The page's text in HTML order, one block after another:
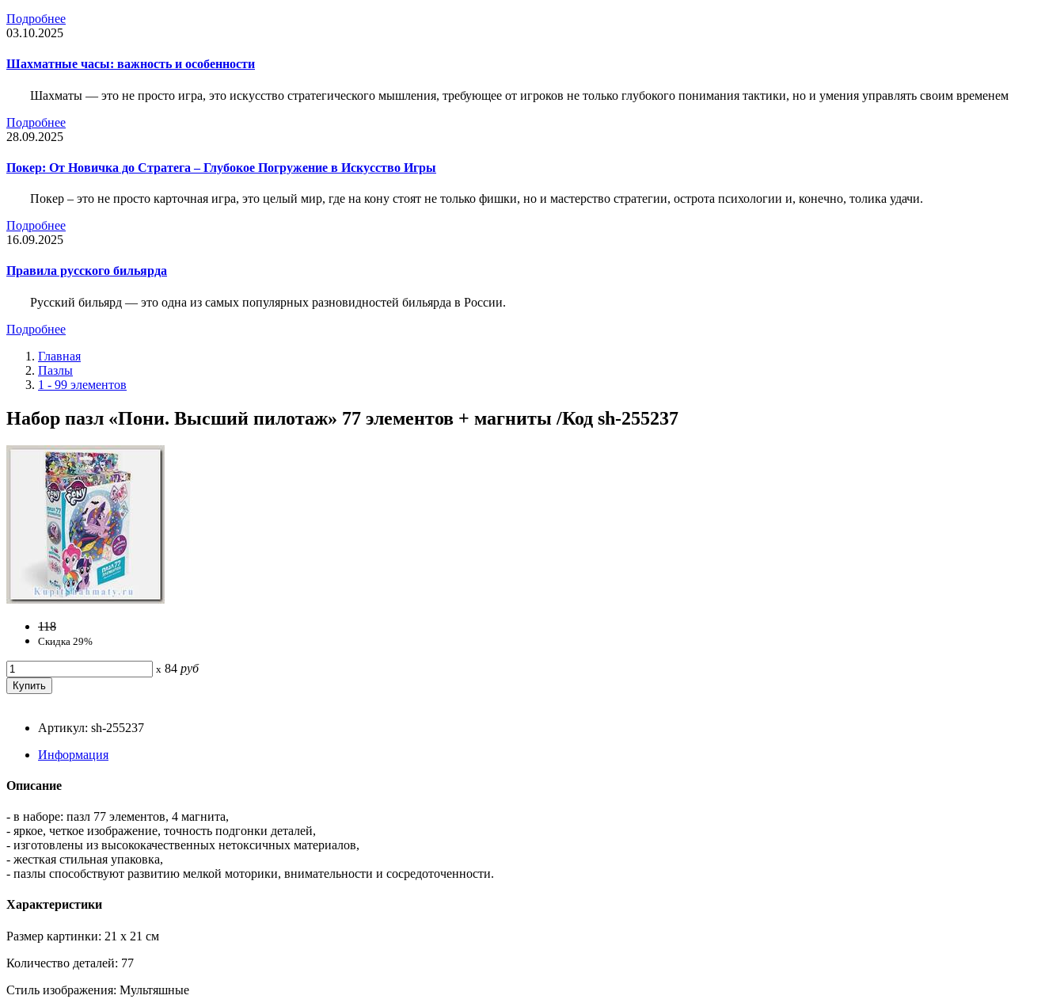
Подробнее
03.10.2025
Шахматные часы: важность и особенности
Шахматы — это не просто игра, это искусство стратегического мышления, требующее от игроков не только глубокого понимания тактики, но и умения управлять своим временем
Подробнее
28.09.2025
Покер: От Новичка до Стратега – Глубокое Погружение в Искусство Игры
Покер – это не просто карточная игра, это целый мир, где на кону стоят не только фишки, но и мастерство стратегии, острота психологии и, конечно, толика удачи.
Подробнее
16.09.2025
Правила русского бильярда
Русский бильярд — это одна из самых популярных разновидностей бильярда в России.
Подробнее
Главная
Пазлы
1 - 99 элементов
Набор пазл «Пони. Высший пилотаж» 77 элементов + магниты /Код sh-255237
118
Скидка 29%
x 84 руб
Артикул: sh-255237
Информация
Описание
- в наборе: пазл 77 элементов, 4 магнита,
- яркое, четкое изображение, точность подгонки деталей,
- изготовлены из высококачественных нетоксичных материалов,
- жесткая стильная упаковка,
- пазлы способствуют развитию мелкой моторики, внимательности и сосредоточенности.
Характеристики
Размер картинки: 21 x 21 см
Количество деталей: 77
Стиль изображения: Мультяшные